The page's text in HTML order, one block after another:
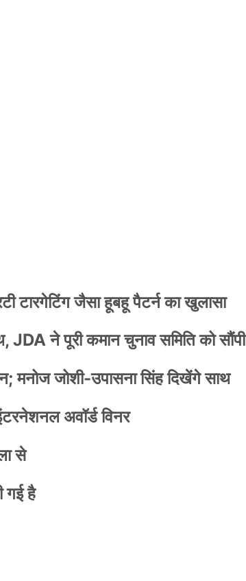
टारगेटिंग जैसा हूबहू पैटर्न का खुलासा
JDA ने पूरी कमान चुनाव समिति को सौंपी
मनोज जोशी-उपासना सिंह दिखेंगे साथ
अवॉर्ड विनर
से
गई है